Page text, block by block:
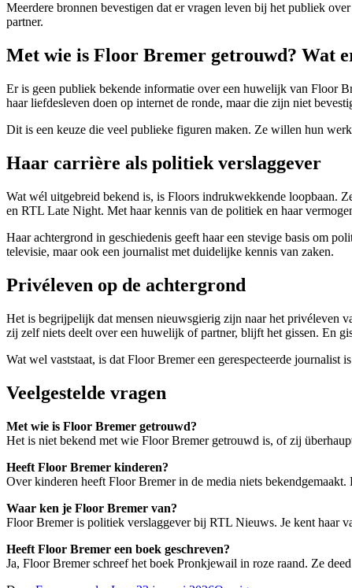
Meerdere bronnen bevestigen dat er vragen leven bij het publiek
partner.
Met wie is Floor Bremer getrouwd? Wat
Er is geen publiek bekende informatie over een huwelijk van Floor
haar liefdesleven doen op internet de ronde, maar die zijn niet
Dit is een keuze die veel publieke figuren maken. Ze willen hun
Haar carrière als politiek verslaggever
Wat wél uitgebreid bekend is, is Floors indrukwekkende loopbaan.
en RTL Late Night. Met haar kennis van de politiek en haar
Haar achtergrond in geschiedenis geeft haar een stevige basis om
televisie, maar ook een journalist met duidelijke kennis van zaken.
Privéleven op de achtergrond
Het is begrijpelijk dat mensen nieuwsgierig zijn naar het privéleven
zij zelf niets deelt over een huwelijk of partner, blijft het gissen. En
Wat wel vaststaat, is dat Floor Bremer een gerespecteerde
Veelgestelde vragen
Met wie is Floor Bremer getrouwd?
Het is niet bekend met wie Floor Bremer getrouwd is, of zij
Heeft Floor Bremer kinderen?
Over kinderen heeft Floor Bremer in de media niets
Waar ken je Floor Bremer van?
Floor Bremer is politiek verslaggever bij RTL Nieuws. Je kent haar
Heeft Floor Bremer een boek geschreven?
Ja, Floor Bremer schreef het boek Pronkjewail in roze raand. Ze